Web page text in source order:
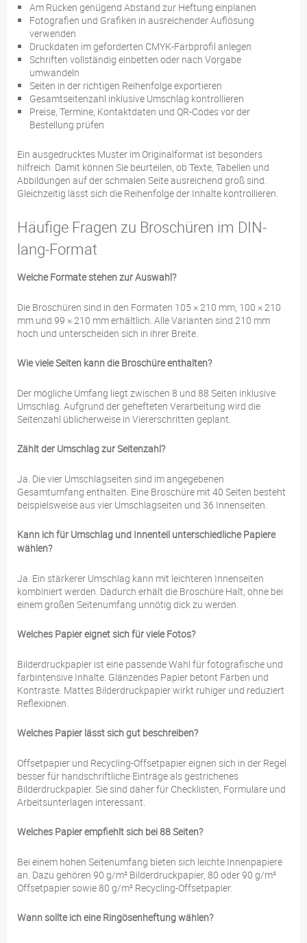
Am Rücken genügend Abstand zur Heftung einplanen
Fotografien und Grafiken in ausreichender Auflösung
verwenden
Druckdaten im geforderten CMYK-Farbprofil anlegen
Schriften vollständig einbetten oder nach Vorgabe
umwandeln
Seiten in der richtigen Reihenfolge exportieren
Gesamtseitenzahl inklusive Umschlag kontrollieren
Preise, Termine, Kontaktdaten und QR-Codes vor der
Bestellung prüfen
Ein ausgedrucktes Muster im Originalformat ist besonders
hilfreich. Damit können Sie beurteilen, ob Texte, Tabellen und
Abbildungen auf der schmalen Seite ausreichend groß sind.
Gleichzeitig lässt sich die Reihenfolge der Inhalte kontrollieren.
Häufige Fragen zu Broschüren im DIN-
lang-Format
Welche Formate stehen zur Auswahl?
Die Broschüren sind in den Formaten 105 × 210 mm, 100 × 210
mm und 99 × 210 mm erhältlich. Alle Varianten sind 210 mm
hoch und unterscheiden sich in ihrer Breite.
Wie viele Seiten kann die Broschüre enthalten?
Der mögliche Umfang liegt zwischen 8 und 88 Seiten inklusive
Umschlag. Aufgrund der gehefteten Verarbeitung wird die
Seitenzahl üblicherweise in Viererschritten geplant.
Zählt der Umschlag zur Seitenzahl?
Ja. Die vier Umschlagseiten sind im angegebenen
Gesamtumfang enthalten. Eine Broschüre mit 40 Seiten besteht
beispielsweise aus vier Umschlagseiten und 36 Innenseiten.
Kann ich für Umschlag und Innenteil unterschiedliche Papiere
wählen?
Ja. Ein stärkerer Umschlag kann mit leichteren Innenseiten
kombiniert werden. Dadurch erhält die Broschüre Halt, ohne bei
einem großen Seitenumfang unnötig dick zu werden.
Welches Papier eignet sich für viele Fotos?
Bilderdruckpapier ist eine passende Wahl für fotografische und
farbintensive Inhalte. Glänzendes Papier betont Farben und
Kontraste. Mattes Bilderdruckpapier wirkt ruhiger und reduziert
Reflexionen.
Welches Papier lässt sich gut beschreiben?
Offsetpapier und Recycling-Offsetpapier eignen sich in der Regel
besser für handschriftliche Einträge als gestrichenes
Bilderdruckpapier. Sie sind daher für Checklisten, Formulare und
Arbeitsunterlagen interessant.
Welches Papier empfiehlt sich bei 88 Seiten?
Bei einem hohen Seitenumfang bieten sich leichte Innenpapiere
an. Dazu gehören 90 g/m² Bilderdruckpapier, 80 oder 90 g/m²
Offsetpapier sowie 80 g/m² Recycling-Offsetpapier.
Wann sollte ich eine Ringösenheftung wählen?